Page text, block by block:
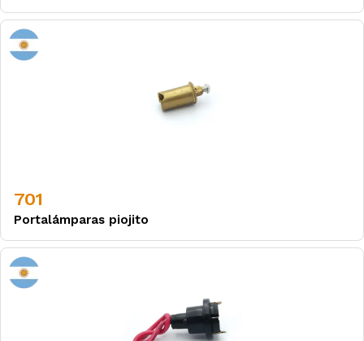
701
Portalámparas piojito